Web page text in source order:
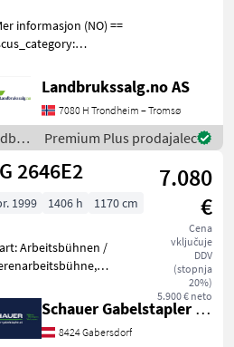
informasjon (NO) ==
number upon
9504 See
9504
images Specificati
Landbrukssalg.no AS
7080 H Trondheim – Tromsø
/
Premium Plus prodajalec
2646E2
7.080
€
Cena
vključuje
DDV
(stopnja
20%)
5.900 € neto
1999 1406 h 1170 cm
Arbeitsbühnen /
Trojan
6V 225Ah Zustand: 60 -
Schauer Gabelstapler GmbH
8424 Gabersdorf